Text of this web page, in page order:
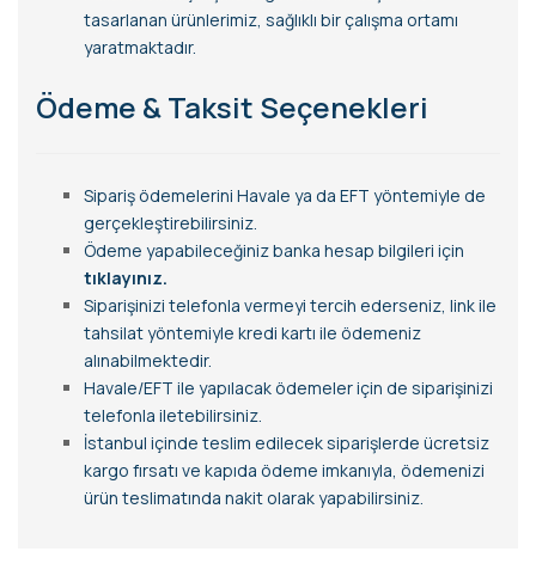
tasarlanan ürünlerimiz, sağlıklı bir çalışma ortamı
yaratmaktadır.
Ödeme & Taksit Seçenekleri
Sipariş ödemelerini Havale ya da EFT yöntemiyle de
gerçekleştirebilirsiniz.
Ödeme yapabileceğiniz banka hesap bilgileri için
tıklayınız.
Siparişinizi telefonla vermeyi tercih ederseniz, link ile
tahsilat yöntemiyle kredi kartı ile ödemeniz
alınabilmektedir.
Havale/EFT ile yapılacak ödemeler için de siparişinizi
telefonla iletebilirsiniz.
İstanbul içinde teslim edilecek siparişlerde ücretsiz
kargo fırsatı ve kapıda ödeme imkanıyla, ödemenizi
ürün teslimatında nakit olarak yapabilirsiniz.